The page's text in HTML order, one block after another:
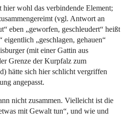
wohl das verbindende Element;
(vgl. Antwort an
eben „geworfen, geschleudert“ heißt
eigentlich „geschlagen, gehauen“
(mit einer Gattin aus
Grenze der Kurpfalz zum
hätte sich hier schlicht vergriffen
angepasst.
nicht zusammen. Vielleicht ist die
mit Gewalt tun“, und wie und